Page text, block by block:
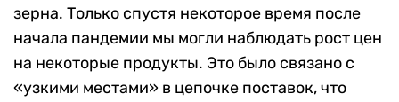
зерна. Только спустя некоторое время после
начала пандемии мы могли наблюдать рост цен
на некоторые продукты. Это было связано с
«узкими местами» в цепочке поставок, что